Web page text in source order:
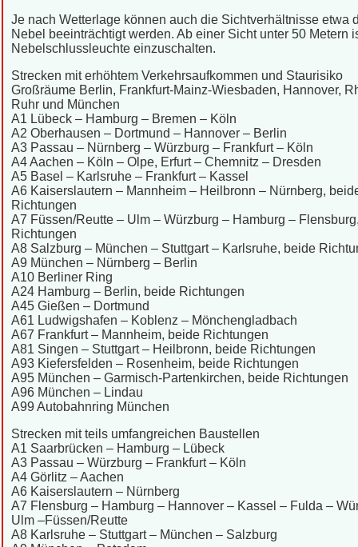
Je nach Wetterlage können auch die Sichtverhältnisse etwa
Nebel beeinträchtigt werden. Ab einer Sicht unter 50 Metern
Nebelschlussleuchte einzuschalten.
Strecken mit erhöhtem Verkehrsaufkommen und Staurisiko
Großräume Berlin, Frankfurt-Mainz-Wiesbaden, Hannover,
Ruhr und München
A1 Lübeck – Hamburg – Bremen – Köln
A2 Oberhausen – Dortmund – Hannover – Berlin
A3 Passau – Nürnberg – Würzburg – Frankfurt – Köln
A4 Aachen – Köln – Olpe, Erfurt – Chemnitz – Dresden
A5 Basel – Karlsruhe – Frankfurt – Kassel
A6 Kaiserslautern – Mannheim – Heilbronn – Nürnberg,
Richtungen
A7 Füssen/Reutte – Ulm – Würzburg – Hamburg –
Richtungen
A8 Salzburg – München – Stuttgart – Karlsruhe, beide
A9 München – Nürnberg – Berlin
A10 Berliner Ring
A24 Hamburg – Berlin, beide Richtungen
A45 Gießen – Dortmund
A61 Ludwigshafen – Koblenz – Mönchengladbach
A67 Frankfurt – Mannheim, beide Richtungen
A81 Singen – Stuttgart – Heilbronn, beide Richtungen
A93 Kiefersfelden – Rosenheim, beide Richtungen
A95 München – Garmisch-Partenkirchen, beide Richtungen
A96 München – Lindau
A99 Autobahnring München
Strecken mit teils umfangreichen Baustellen
A1 Saarbrücken – Hamburg – Lübeck
A3 Passau – Würzburg – Frankfurt – Köln
A4 Görlitz – Aachen
A6 Kaiserslautern – Nürnberg
A7 Flensburg – Hamburg – Hannover – Kassel – Fulda –
Ulm –Füssen/Reutte
A8 Karlsruhe – Stuttgart – München – Salzburg